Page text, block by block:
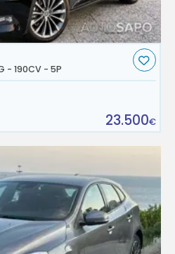
- 190CV - 5P
23.500€